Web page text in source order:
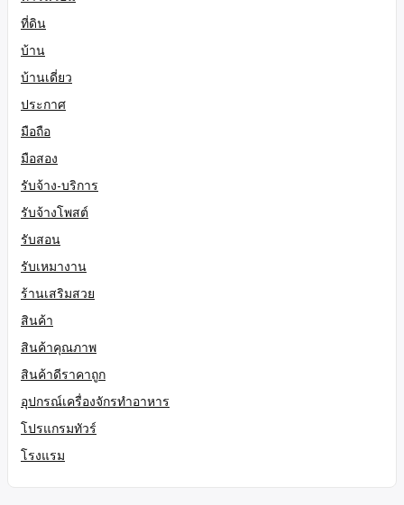
ที่ดิน
บ้าน
บ้านเดี่ยว
ประกาศ
มือถือ
มือสอง
รับจ้าง-บริการ
รับจ้างโพสต์
รับสอน
รับเหมางาน
ร้านเสริมสวย
สินค้า
สินค้าคุณภาพ
สินค้าดีราคาถูก
อุปกรณ์เครื่องจักรทำอาหาร
โปรแกรมทัวร์
โรงแรม